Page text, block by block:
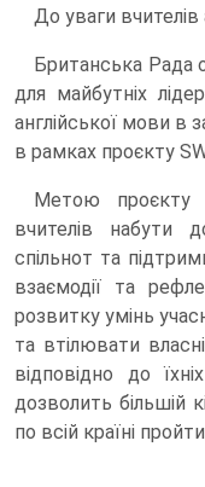
До уваги вчителів
Британська Рада
для майбутніх
англійської мови в
в рамках проєкту
Метою проєкту
вчителів набути
спільнот та
взаємодії та
розвитку умінь
та втілювати
відповідно до
дозволить більшій
по всій країні